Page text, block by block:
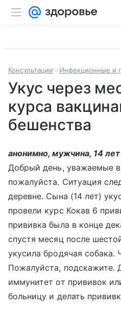
Консультации Инфекционные и
Укус через
курса
бешенства
анонимно, мужчина, 14 лет
Добрый день, уважаемые
пожалуйста. Ситуация
деревне. Сына (14 лет)
провели курс Кокав 6
прививка была в конце
спустя месяц после
укусила бродячая собака.
Пожалуйста, подскажите.
иммунитет от прививок
больницу и делать